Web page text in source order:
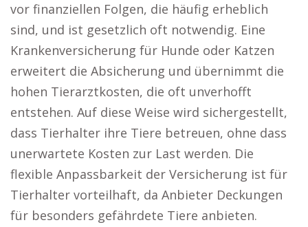
vor finanziellen Folgen, die häufig erheblich
sind, und ist gesetzlich oft notwendig. Eine
Krankenversicherung für Hunde oder Katzen
erweitert die Absicherung und übernimmt die
hohen Tierarztkosten, die oft unverhofft
entstehen. Auf diese Weise wird sichergestellt,
dass Tierhalter ihre Tiere betreuen, ohne dass
unerwartete Kosten zur Last werden. Die
flexible Anpassbarkeit der Versicherung ist für
Tierhalter vorteilhaft, da Anbieter Deckungen
für besonders gefährdete Tiere anbieten.